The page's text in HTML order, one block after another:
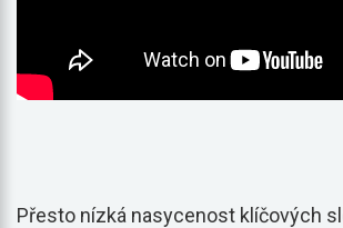
Přesto nízká nasycenost klíčových